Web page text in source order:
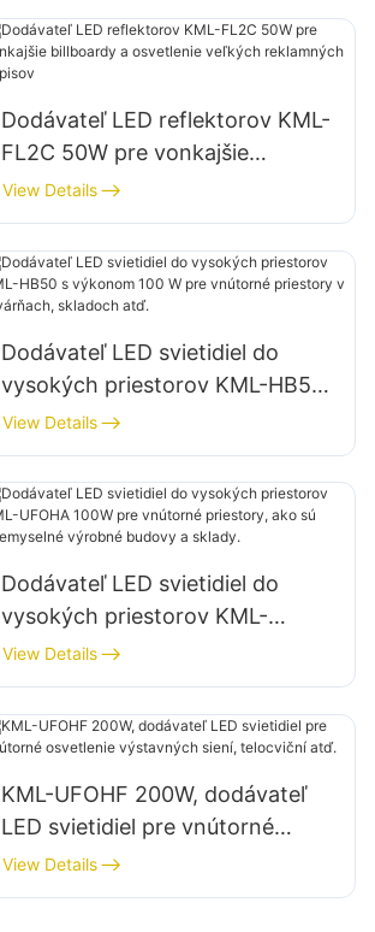
Dodávateľ LED reflektorov KML-
FL2C 50W pre vonkajšie
billboardy a osvetlenie veľkých
reklamných nápisov
View Details
Dodávateľ LED svietidiel do
vysokých priestorov KML-HB50
s výkonom 100 W pre vnútorné
priestory v továrňach, skladoch
atď.
View Details
Dodávateľ LED svietidiel do
vysokých priestorov KML-
UFOHA 100W pre vnútorné
priestory, ako sú priemyselné
výrobné budovy a sklady.
View Details
KML-UFOHF 200W, dodávateľ
LED svietidiel pre vnútorné
osvetlenie výstavných siení,
telocviční atď.
View Details